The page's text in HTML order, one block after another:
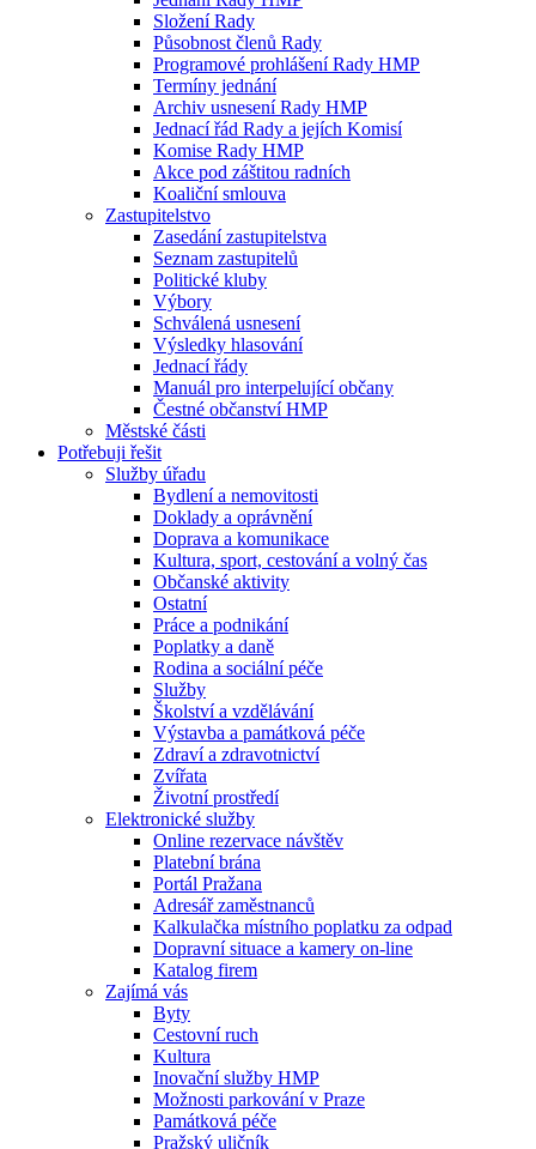
Složení Rady
Působnost členů Rady
Programové prohlášení Rady HMP
Termíny jednání
Archiv usnesení Rady HMP
Jednací řád Rady a jejích Komisí
Komise Rady HMP
Akce pod záštitou radních
Koaliční smlouva
Zastupitelstvo
Zasedání zastupitelstva
Seznam zastupitelů
Politické kluby
Výbory
Schválená usnesení
Výsledky hlasování
Jednací řády
Manuál pro interpelující občany
Čestné občanství HMP
Městské části
Potřebuji řešit
Služby úřadu
Bydlení a nemovitosti
Doklady a oprávnění
Doprava a komunikace
Kultura, sport, cestování a volný čas
Občanské aktivity
Ostatní
Práce a podnikání
Poplatky a daně
Rodina a sociální péče
Služby
Školství a vzdělávání
Výstavba a památková péče
Zdraví a zdravotnictví
Zvířata
Životní prostředí
Elektronické služby
Online rezervace návštěv
Platební brána
Portál Pražana
Adresář zaměstnanců
Kalkulačka místního poplatku za odpad
Dopravní situace a kamery on-line
Katalog firem
Zajímá vás
Byty
Cestovní ruch
Kultura
Inovační služby HMP
Možnosti parkování v Praze
Památková péče
Pražský uličník